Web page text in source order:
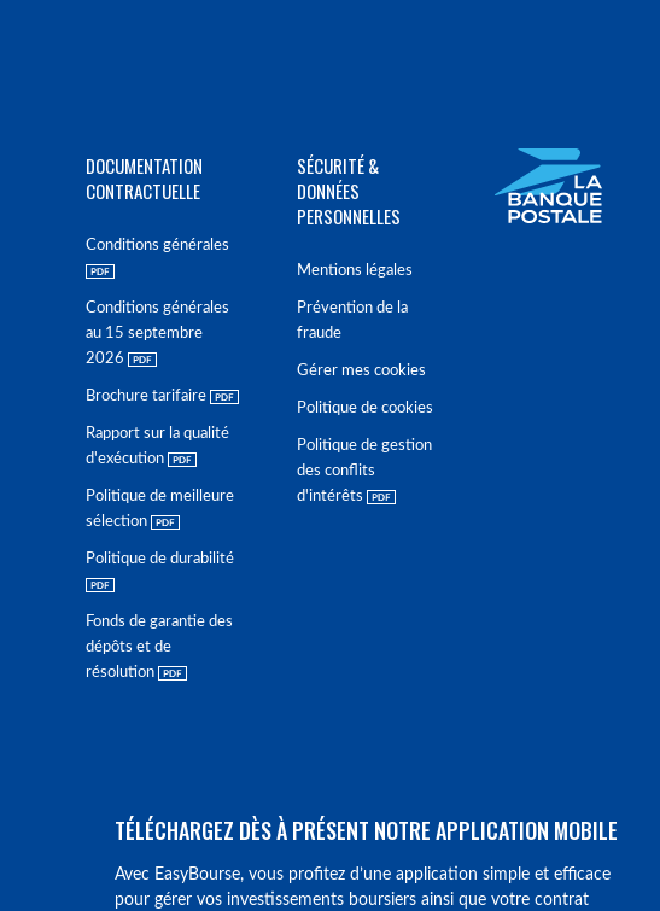
DOCUMENTATION
CONTRACTUELLE
Conditions générales
Conditions générales
au 15 septembre
2026
Brochure tarifaire
Rapport sur la qualité
d'exécution
Politique de meilleure
sélection
Politique de durabilité
Fonds de garantie des
dépôts et de
résolution
SÉCURITÉ &
DONNÉES
PERSONNELLES
Mentions légales
Prévention de la
fraude
Gérer mes cookies
Politique de cookies
Politique de gestion
des conflits
d'intérêts
TÉLÉCHARGEZ DÈS À PRÉSENT NOTRE APPLICATION MOBILE
Avec EasyBourse, vous profitez d’une application simple et efficace
pour gérer vos investissements boursiers ainsi que votre contrat